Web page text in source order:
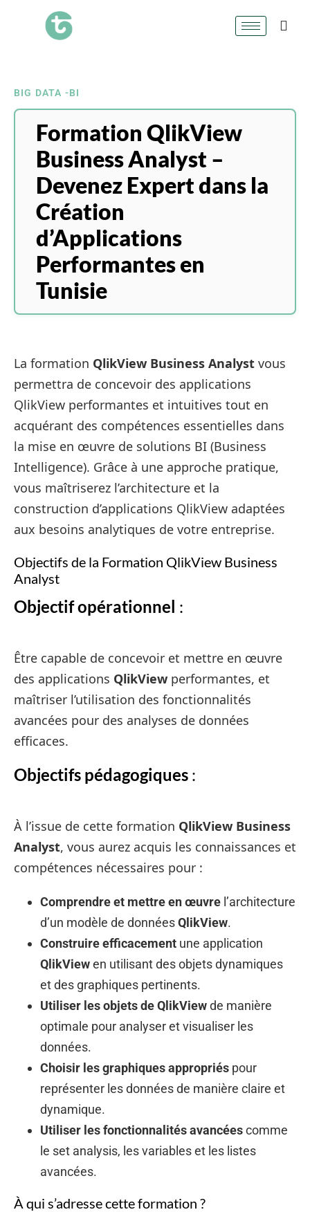
BIG DATA -BI
Formation QlikView
Business Analyst –
Devenez Expert dans la
Création
d’Applications
Performantes en
Tunisie
La formation QlikView Business Analyst vous
permettra de concevoir des applications
QlikView performantes et intuitives tout en
acquérant des compétences essentielles dans
la mise en œuvre de solutions BI (Business
Intelligence). Grâce à une approche pratique,
vous maîtriserez l’architecture et la
construction d’applications QlikView adaptées
aux besoins analytiques de votre entreprise.
Objectifs de la Formation QlikView Business
Analyst
Objectif opérationnel :
Être capable de concevoir et mettre en œuvre
des applications QlikView performantes, et
maîtriser l’utilisation des fonctionnalités
avancées pour des analyses de données
efficaces.
Objectifs pédagogiques :
À l’issue de cette formation QlikView Business
Analyst, vous aurez acquis les connaissances et
compétences nécessaires pour :
Comprendre et mettre en œuvre l’architecture
d’un modèle de donnéesQlikView.
Construire efficacement une application
QlikViewen utilisant des objets dynamiques
et des graphiques pertinents.
Utiliser les objets de QlikViewde manière
optimale pour analyser et visualiser les
données.
Choisir les graphiques appropriés pour
représenter les données de manière claire et
dynamique.
Utiliser les fonctionnalités avancéescomme
le set analysis, les variables et les listes
avancées.
À qui s’adresse cette formation ?